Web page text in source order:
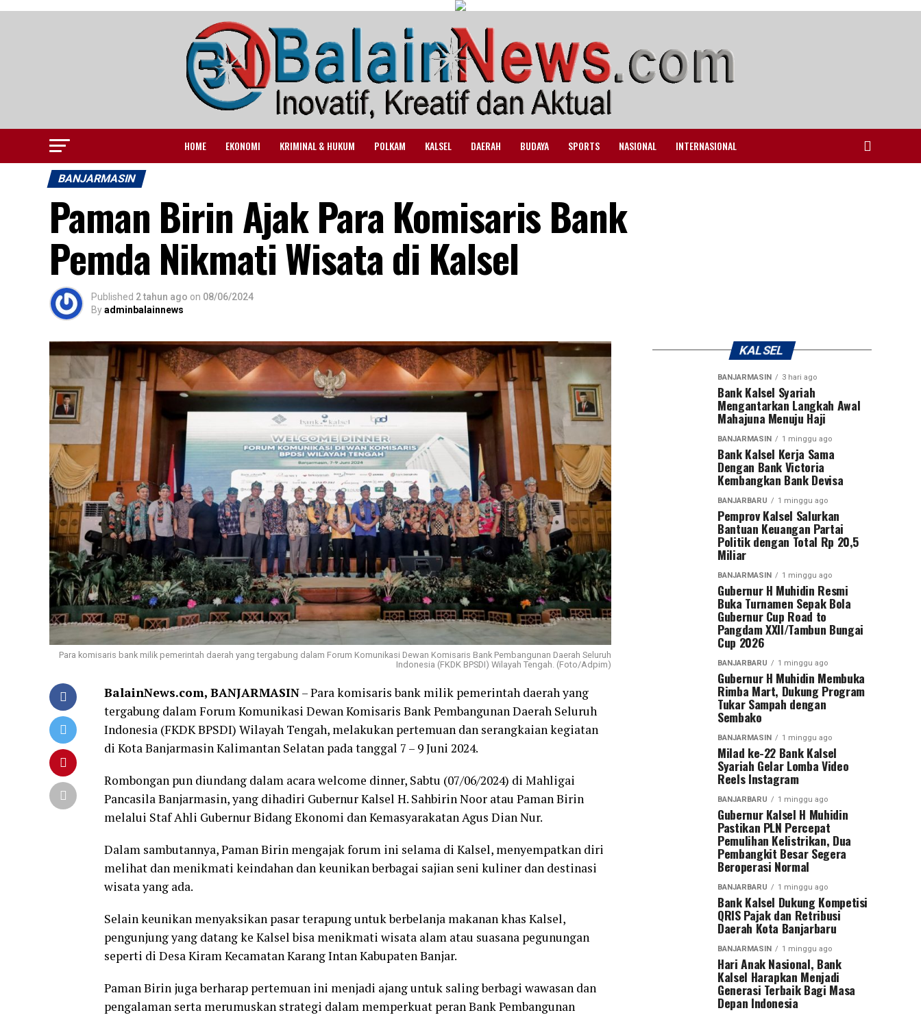
HOME EKONOMI KRIMINAL & HUKUM POLKAM KALSEL DAERAH BUDAYA SPORTS NASIONAL INTERNASIONAL
BANJARMASIN
Paman Birin Ajak Para Komisaris Bank
Pemda Nikmati Wisata di Kalsel
Published 2 tahun ago on 08/06/2024
Byadminbalainnews
Para komisaris bank milik pemerintah daerah yang tergabung dalam Forum Komunikasi Dewan Komisaris Bank Pembangunan Daerah Seluruh
Indonesia (FKDK BPSDI) Wilayah Tengah. (Foto/Adpim)
BalainNews.com, BANJARMASIN– Para komisaris bank milik pemerintah daerah yang
tergabung dalam Forum Komunikasi Dewan Komisaris Bank Pembangunan Daerah Seluruh
Indonesia (FKDK BPSDI) Wilayah Tengah, melakukan pertemuan dan serangkaian kegiatan
di Kota Banjarmasin Kalimantan Selatan pada tanggal 7 – 9 Juni 2024.
Rombongan pun diundang dalam acara welcome dinner, Sabtu (07/06/2024) di Mahligai
Pancasila Banjarmasin, yang dihadiri Gubernur Kalsel H. Sahbirin Noor atau Paman Birin
melalui Staf Ahli Gubernur Bidang Ekonomi dan Kemasyarakatan Agus Dian Nur.
Dalam sambutannya, Paman Birin mengajak forum ini selama di Kalsel, menyempatkan diri
melihat dan menikmati keindahan dan keunikan berbagai sajian seni kuliner dan destinasi
wisata yang ada.
Selain keunikan menyaksikan pasar terapung untuk berbelanja makanan khas Kalsel,
pengunjung yang datang ke Kalsel bisa menikmati wisata alam atau suasana pegunungan
seperti di Desa Kiram Kecamatan Karang Intan Kabupaten Banjar.
Paman Birin juga berharap pertemuan ini menjadi ajang untuk saling berbagi wawasan dan
pengalaman serta merumuskan strategi dalam memperkuat peran Bank Pembangunan
KALSEL
BANJARMASIN 3 hari ago
Bank Kalsel Syariah
Mengantarkan Langkah Awal
Mahajuna Menuju Haji
BANJARMASIN 1 minggu ago
Bank Kalsel Kerja Sama
Dengan Bank Victoria
Kembangkan Bank Devisa
BANJARBARU 1 minggu ago
Pemprov Kalsel Salurkan
Bantuan Keuangan Partai
Politik dengan Total Rp 20,5
Miliar
BANJARMASIN 1 minggu ago
Gubernur H Muhidin Resmi
Buka Turnamen Sepak Bola
Gubernur Cup Road to
Pangdam XXII/Tambun Bungai
Cup 2026
BANJARBARU 1 minggu ago
Gubernur H Muhidin Membuka
Rimba Mart, Dukung Program
Tukar Sampah dengan
Sembako
BANJARMASIN 1 minggu ago
Milad ke-22 Bank Kalsel
Syariah Gelar Lomba Video
Reels Instagram
BANJARBARU 1 minggu ago
Gubernur Kalsel H Muhidin
Pastikan PLN Percepat
Pemulihan Kelistrikan, Dua
Pembangkit Besar Segera
Beroperasi Normal
BANJARBARU 1 minggu ago
Bank Kalsel Dukung Kompetisi
QRIS Pajak dan Retribusi
Daerah Kota Banjarbaru
BANJARMASIN 1 minggu ago
Hari Anak Nasional, Bank
Kalsel Harapkan Menjadi
Generasi Terbaik Bagi Masa
Depan Indonesia